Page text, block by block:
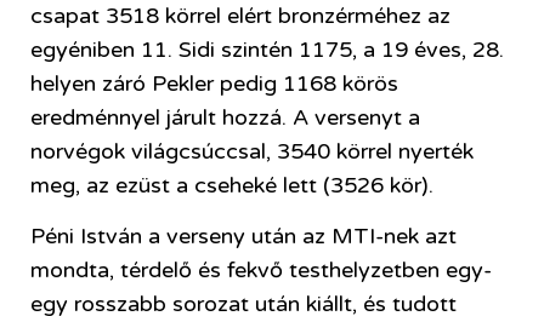
csapat 3518 körrel elért bronzérméhez az
egyéniben 11. Sidi szintén 1175, a 19 éves, 28.
helyen záró Pekler pedig 1168 körös
eredménnyel járult hozzá. A versenyt a
norvégok világcsúccsal, 3540 körrel nyerték
meg, az ezüst a cseheké lett (3526 kör).
Péni István a verseny után az MTI-nek azt
mondta, térdelő és fekvő testhelyzetben egy-
egy rosszabb sorozat után kiállt, és tudott